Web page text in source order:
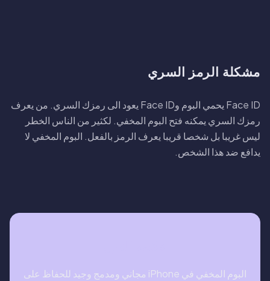
مشكلة الرمز السري
Face ID يحمي البوم وFace ID يعود الى رمزك السري. من يعرف
رمزك السري يمكنه فتح البوم المخفي. لكثير من الناس الخطر
ليس غريبا بل شخصا قريبا يعرف الرمز بالفعل. البوم المخفي لا
يدافع ضد هذا الشخص.
البوم المخفي في iPhone مجاني ومدمج وجيد للحفاظ على